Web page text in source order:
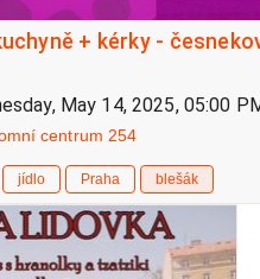
+ kérky -
May 14, 2025, 05:00
centrum 254
jídlo Praha blešák